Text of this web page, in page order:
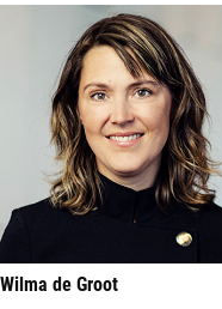
Wilma de Groot